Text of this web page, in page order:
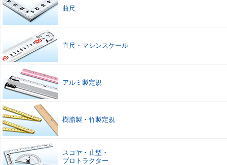
曲尺
直尺 ・ マシンスケール
アルミ製定規
樹脂製 ・ 竹製定規
スコヤ ・ 止型 ・
プロトラクター